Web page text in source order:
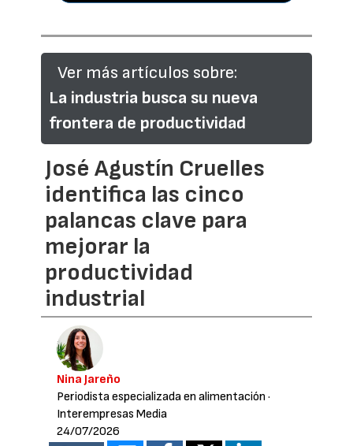
Ver más artículos sobre:
La industria busca su nueva
frontera de productividad
José Agustín Cruelles
identifica las cinco
palancas clave para
mejorar la
productividad
industrial
Nina Jareño
Periodista especializada en alimentación ·
Interempresas Media
24/07/2026